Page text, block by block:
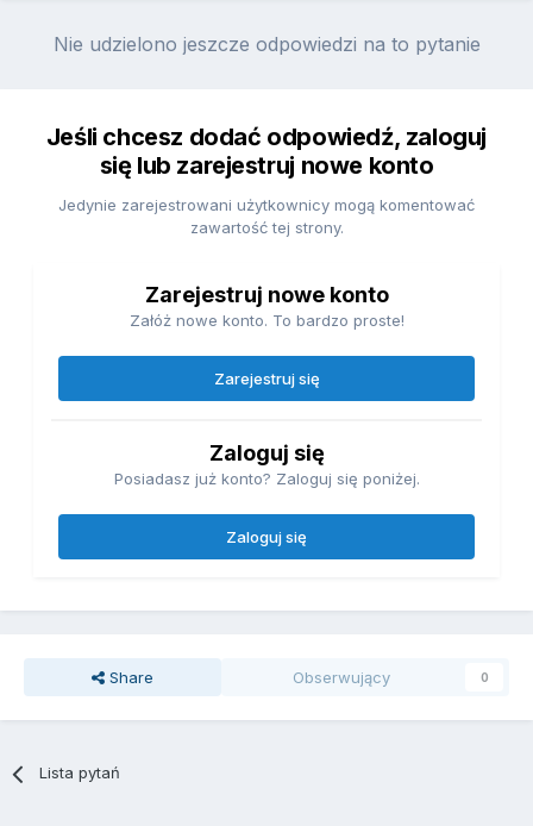
Nie udzielono jeszcze odpowiedzi na to pytanie
Jeśli chcesz dodać odpowiedź, zaloguj
się lub zarejestruj nowe konto
Jedynie zarejestrowani użytkownicy mogą komentować
zawartość tej strony.
Zarejestruj nowe konto
Załóż nowe konto. To bardzo proste!
Zarejestruj się
Zaloguj się
Posiadasz już konto? Zaloguj się poniżej.
Zaloguj się
Share Obserwujący 0
Lista pytań